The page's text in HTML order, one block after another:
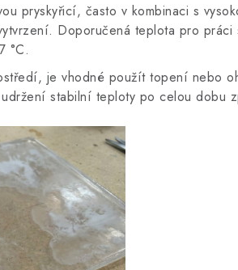
pryskyřicí, často v kombinaci s
Doporučená teplota pro
°C.
je vhodné použít topení nebo
stabilní teploty po celou dobu